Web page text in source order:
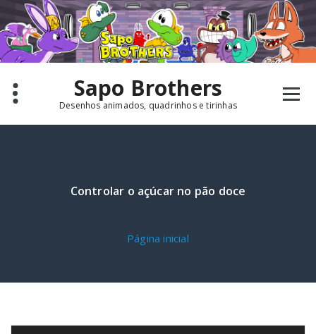
Pular
para
o
conteúdo
Sapo Brothers
Desenhos animados, quadrinhos e tirinhas
Controlar o açúcar no pão doce
Página inicial